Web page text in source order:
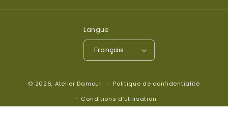
Langue
Français
© 2026, Atelier Damour
Politique de confidentialité
Conditions d’utilisation